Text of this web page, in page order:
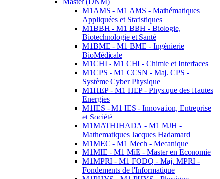
Master (DNM)
M1AMS - M1 AMS - Mathématiques
Appliquées et Statistiques
M1BBH - M1 BBH - Biologie,
Biotechnologie et Santé
M1BME - M1 BME - Ingénierie
BioMédicale
M1CHI - M1 CHI - Chimie et Interfaces
M1CPS - M1 CCSN - Maj. CPS -
Système Cyber Physique
M1HEP - M1 HEP - Physique des Hautes
Energies
M1IES - M1 IES - Innovation, Entreprise
et Société
M1MATHJHADA - M1 MJH -
Mathematiques Jacques Hadamard
M1MEC - M1 Mech - Mecanique
M1MIE - M1 MiE - Master en Economie
M1MPRI - M1 FODQ - Maj. MPRI -
Fondements de l'Informatique